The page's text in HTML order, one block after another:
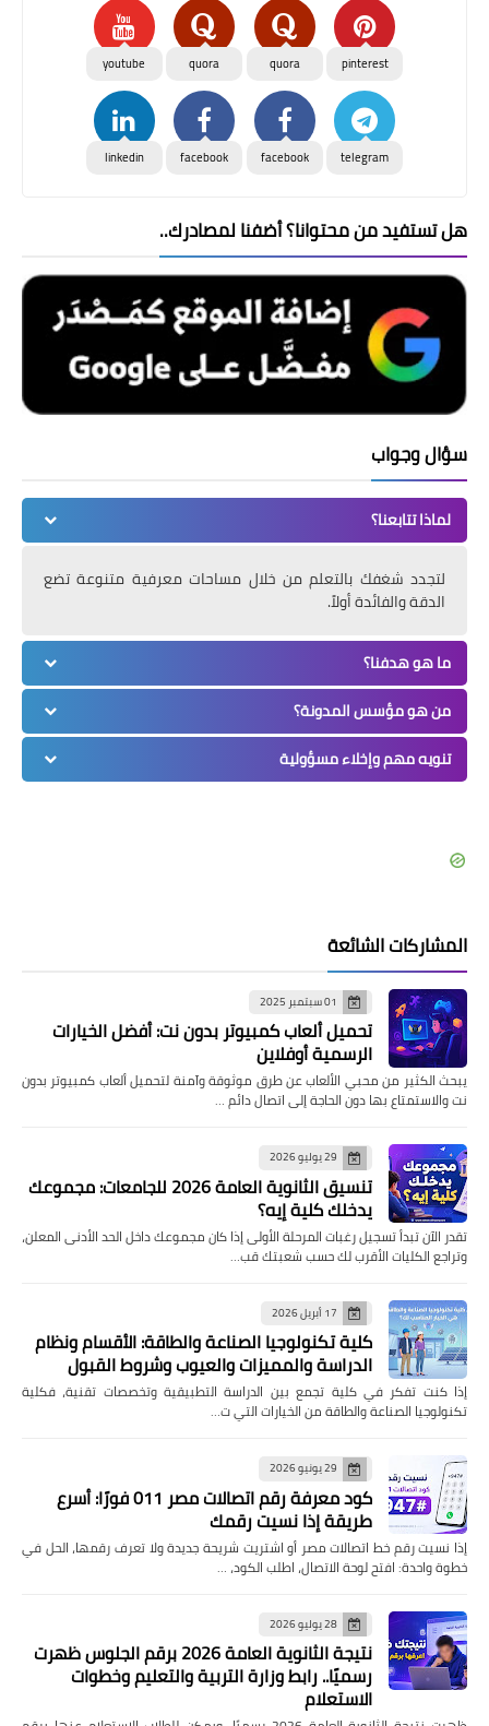
pinterest
quora
quora
youtube
telegram
facebook
facebook
linkedin
هل تستفيد من محتوانا؟ أضفنا لمصادرك..
سؤال وجواب
لماذا تتابعنا؟
لتجدد شغفك بالتعلم من خلال مساحات معرفية متنوعة تضع
الدقة والفائدة أولاً.
ما هو هدفنا؟
من هو مؤسس المدونة؟
تنويه مهم وإخلاء مسؤولية
المشاركات الشائعة
01 سبتمبر 2025
تحميل ألعاب كمبيوتر بدون نت: أفضل الخيارات
الرسمية أوفلاين
يبحث الكثير من محبي الألعاب عن طرق موثوقة وآمنة لتحميل ألعاب كمبيوتر بدون
نت والاستمتاع بها دون الحاجة إلى اتصال دائم …
29 يوليو 2026
تنسيق الثانوية العامة 2026 للجامعات: مجموعك
يدخلك كلية إيه؟
تقدر الآن تبدأ تسجيل رغبات المرحلة الأولى إذا كان مجموعك داخل الحد الأدنى المعلن،
وتراجع الكليات الأقرب لك حسب شعبتك قب…
17 أبريل 2026
كلية تكنولوجيا الصناعة والطاقة: الأقسام ونظام
الدراسة والمميزات والعيوب وشروط القبول
إذا كنت تفكر في كلية تجمع بين الدراسة التطبيقية وتخصصات تقنية، فكلية
تكنولوجيا الصناعة والطاقة من الخيارات التي ت…
29 يونيو 2026
كود معرفة رقم اتصالات مصر 011 فورًا: أسرع
طريقة إذا نسيت رقمك
إذا نسيت رقم خط اتصالات مصر أو اشتريت شريحة جديدة ولا تعرف رقمها، الحل في
خطوة واحدة: افتح لوحة الاتصال، اطلب الكود، …
28 يوليو 2026
نتيجة الثانوية العامة 2026 برقم الجلوس ظهرت
رسميًا.. رابط وزارة التربية والتعليم وخطوات
الاستعلام